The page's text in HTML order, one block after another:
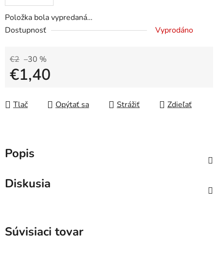
Položka bola vypredaná…
Dostupnosť
Vyprodáno
€2 –30 %
€1,40
Tlač
Opýtať sa Strážiť Zdieľať
Popis
Diskusia
Súvisiaci tovar